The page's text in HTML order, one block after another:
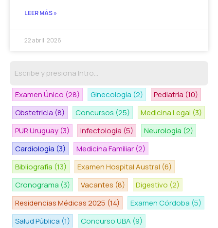
LEER MÁS »
22 abril, 2026
Examen Único (28) Ginecología (2) Pediatría (10)
Obstetricia (8) Concursos (25) Medicina Legal (3)
PUR Uruguay (3) Infectología (5) Neurología (2)
Cardiología (3) Medicina Familiar (2)
Bibliografía (13) Examen Hospital Austral (6)
Cronograma (3) Vacantes (8) Digestivo (2)
Residencias Médicas 2025 (14) Examen Córdoba (5)
Salud Pública (1) Concurso UBA (9)